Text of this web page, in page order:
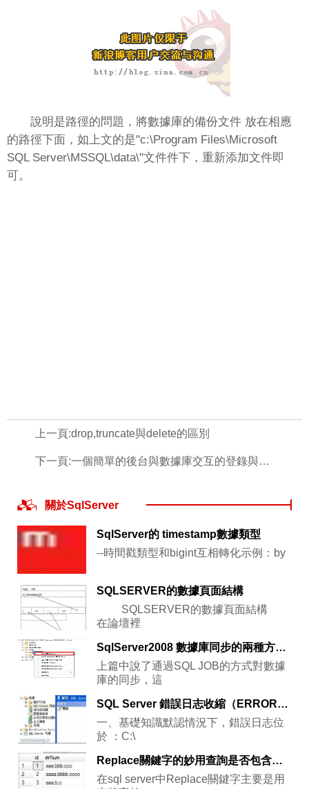
說明是路徑的問題，將數據庫的備份文件 放在相應
的路徑下面，如上文的是"c:\Program Files\Microsoft
SQL Server\MSSQL\data\"文件件下，重新添加文件即
可。
上一頁:drop,truncate與delete的區別
下一頁:一個簡單的後台與數據庫交互的登錄與注冊[sql注入處理、以及MD5加密]
關於SqlServer
SqlServer的 timestamp數據類型
--時間戳類型和bigint互相轉化示例：by
SQLSERVER的數據頁面結構
SQLSERVER的數據頁面結構
在論壇裡
SqlServer2008 數據庫同步的兩種方式(發布、訂閱使用方法)
上篇中說了通過SQL JOB的方式對數據
庫的同步，這
SQL Server 錯誤日志收縮（ERRORLOG）
一、基礎知識默認情況下，錯誤日志位
於 ：C:\
Replace關鍵字的妙用查詢是否包含某個特定字符串
在sql server中Replace關鍵字主要是用